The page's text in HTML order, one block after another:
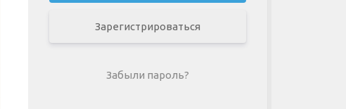
Зарегистрироваться
Забыли пароль?